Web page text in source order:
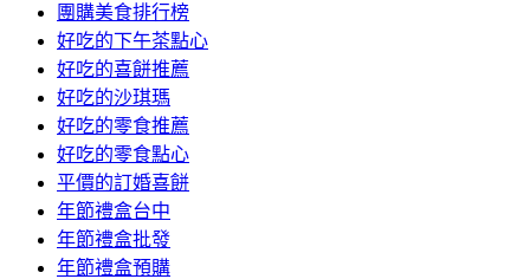
團購美食排行榜
好吃的下午茶點心
好吃的喜餅推薦
好吃的沙琪瑪
好吃的零食推薦
好吃的零食點心
平價的訂婚喜餅
年節禮盒台中
年節禮盒批發
年節禮盒預購